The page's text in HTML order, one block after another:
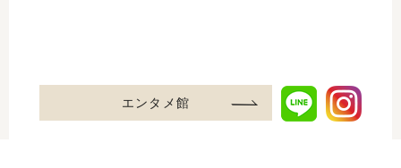
エンタメ館